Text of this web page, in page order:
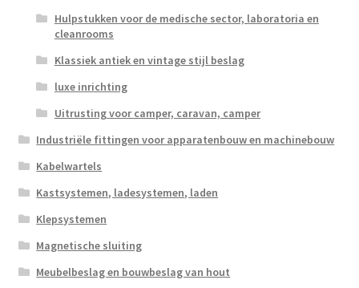
Hulpstukken voor de medische sector, laboratoria en
cleanrooms
Klassiek antiek en vintage stijl beslag
luxe inrichting
Uitrusting voor camper, caravan, camper
Industriële fittingen voor apparatenbouw en machinebouw
Kabelwartels
Kastsystemen, ladesystemen, laden
Klepsystemen
Magnetische sluiting
Meubelbeslag en bouwbeslag van hout